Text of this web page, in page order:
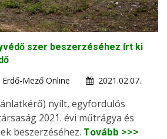
szer beszerzéséhez írt ki
Mező Online
2021.02.07.
nyílt, egyfordulós
2021. évi műtrágya és
beszerzéséhez. Tovább >>>